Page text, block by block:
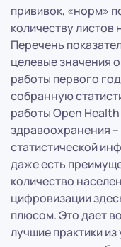
прививок, «норм»
количеству листов
Перечень
целевые значения
работы первого
собранную
работы Open
здравоохранения
статистической
даже есть
количество
цифровизации
плюсом. Это дает
лучшие практики